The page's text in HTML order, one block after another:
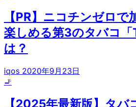
【PR】ニコチンゼロで
楽しめる第3のタバコ
は？
iqos 2020年9月23日
🚬
【2025年最新版】タバ